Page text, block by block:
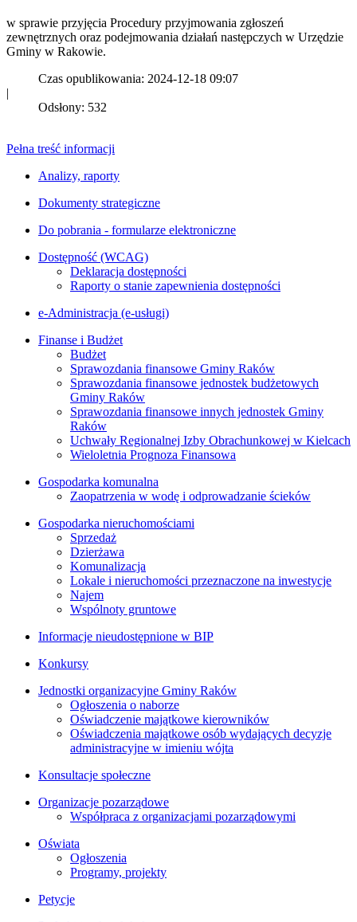
w sprawie przyjęcia Procedury przyjmowania zgłoszeń
zewnętrznych oraz podejmowania działań następczych w Urzędzie
Gminy w Rakowie.
Czas opublikowania: 2024-12-18 09:07
|
Odsłony: 532
Pełna treść informacji
Analizy, raporty
Dokumenty strategiczne
Do pobrania - formularze elektroniczne
Dostępność (WCAG)
Deklaracja dostępności
Raporty o stanie zapewnienia dostępności
e-Administracja (e-usługi)
Finanse i Budżet
Budżet
Sprawozdania finansowe Gminy Raków
Sprawozdania finansowe jednostek budżetowych
Gminy Raków
Sprawozdania finansowe innych jednostek Gminy
Raków
Uchwały Regionalnej Izby Obrachunkowej w Kielcach
Wieloletnia Prognoza Finansowa
Gospodarka komunalna
Zaopatrzenia w wodę i odprowadzanie ścieków
Gospodarka nieruchomościami
Sprzedaż
Dzierżawa
Komunalizacja
Lokale i nieruchomości przeznaczone na inwestycje
Najem
Wspólnoty gruntowe
Informacje nieudostępnione w BIP
Konkursy
Jednostki organizacyjne Gminy Raków
Ogłoszenia o naborze
Oświadczenie majątkowe kierowników
Oświadczenia majątkowe osób wydających decyzje
administracyjne w imieniu wójta
Konsultacje społeczne
Organizacje pozarządowe
Współpraca z organizacjami pozarządowymi
Oświata
Ogłoszenia
Programy, projekty
Petycje